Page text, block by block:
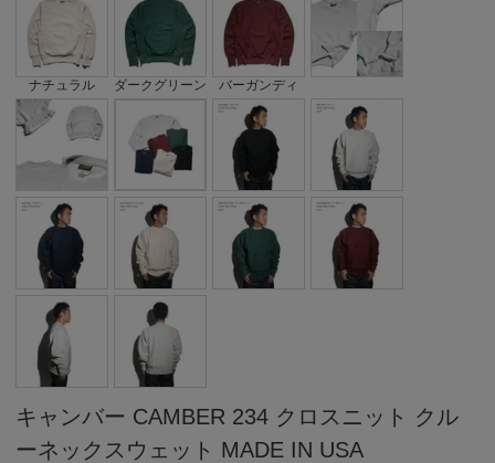
ナチュラル ダークグリーン バーガンディ
キャンバー CAMBER 234 クロスニット クル
ーネックスウェット MADE IN USA